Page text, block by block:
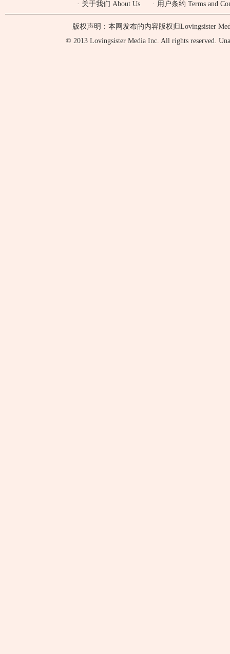
· 关于我们 About Us · 用户条约 Terms and
版权声明：本网发布的内容版权归Lovingsister
© 2013 Lovingsister Media Inc. All rights reserved.